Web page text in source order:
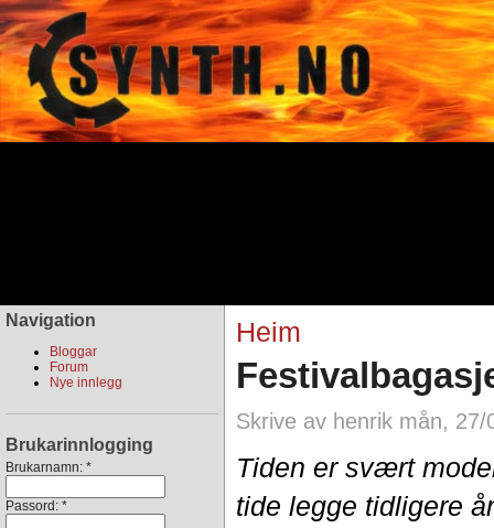
Navigation
Bloggar
Forum
Nye innlegg
Brukarinnlogging
Brukarnamn: *
Passord: *
Heim
Skrive av henrik mån,
Tiden er svært
tide legge tidligere